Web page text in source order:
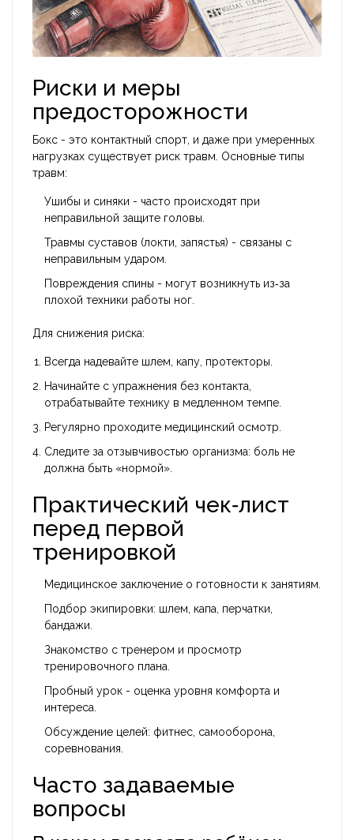
Риски и меры
предосторожности
Бокс - это контактный спорт, и даже при умеренных
нагрузках существует риск травм. Основные типы
травм:
Ушибы и синяки - часто происходят при
неправильной защите головы.
Травмы суставов (локти, запястья) - связаны с
неправильным ударом.
Повреждения спины - могут возникнуть из‑за
плохой техники работы ног.
Для снижения риска:
Всегда надевайте шлем, капу, протекторы.
Начинайте с упражнения без контакта,
отрабатывайте технику в медленном темпе.
Регулярно проходите медицинский осмотр.
Следите за отзывчивостью организма: боль не
должна быть «нормой».
Практический чек‑лист
перед первой
тренировкой
Медицинское заключение о готовности к занятиям.
Подбор экипировки: шлем, капа, перчатки,
бандажи.
Знакомство с тренером и просмотр
тренировочного плана.
Пробный урок - оценка уровня комфорта и
интереса.
Обсуждение целей: фитнес, самооборона,
соревнования.
Часто задаваемые
вопросы